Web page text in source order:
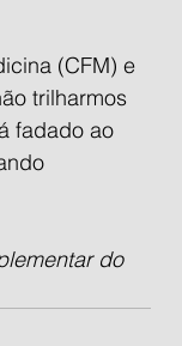
(CFM) e
trilharmos
fadado ao
do